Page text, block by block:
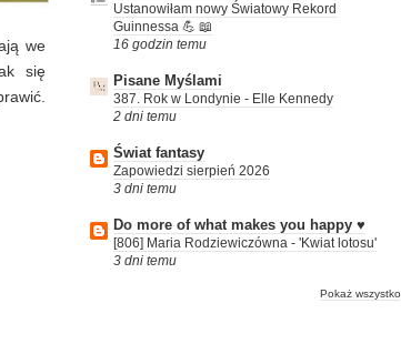
we
się
Ustanowiłam nowy Światowy Rekord
Guinnessa 💪 📖
16 godzin temu
Pisane Myślami
387. Rok w Londynie - Elle Kennedy
2 dni temu
Świat fantasy
Zapowiedzi sierpień 2026
3 dni temu
Do more of what makes you happy ♥
[806] Maria Rodziewiczówna - 'Kwiat lotosu'
3 dni temu
Pokaż wszystko